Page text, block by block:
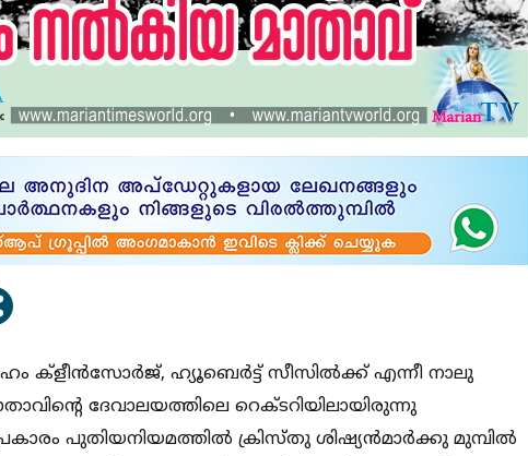
ക്‌ളീന്‍സോര്‍ജ്, ഹ്യൂബെര്‍ട്ട് സീസില്‍ക്ക് എന്നീ നാലു
ദേവാലയത്തിലെ റെക്ടറിയിലായിരുന്നു
പുതിയനിയമത്തില്‍ ക്രിസ്തു ശിഷ്യന്‍മാര്‍ക്കു മുമ്പില്‍